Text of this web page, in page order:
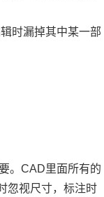
时漏掉其中某一部
。CAD里面所有的
忽视尺寸，标注时